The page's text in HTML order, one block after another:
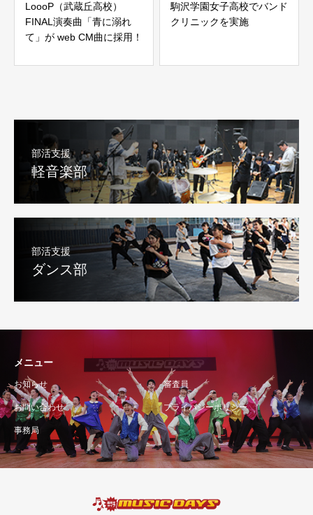
LoooP（武蔵丘高校）
FINAL演奏曲「青に溺れ
て」が web CM曲に採用！
駒沢学園女子高校でバンド
クリニックを実施
部活支援
軽音楽部
部活支援
ダンス部
メニュー
お知らせ 審査員
お問い合わせ プライバシーポリシー
事務局